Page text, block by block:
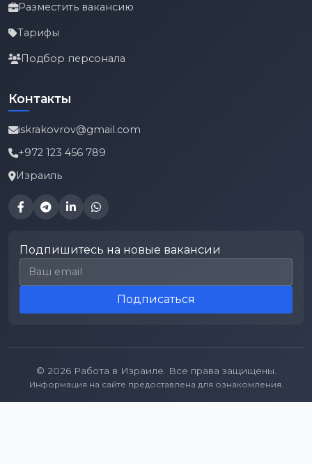
Разместить вакансию
Тарифы
Подбор персонала
Контакты
iskrakovrov@gmail.com
+972 123 456 789
Израиль
Подпишитесь на новые вакансии
Email для подписки
Подписаться
© 2026 Работа в Израиле. Все права защищены.
Информация на сайте предоставлена для ознакомления.